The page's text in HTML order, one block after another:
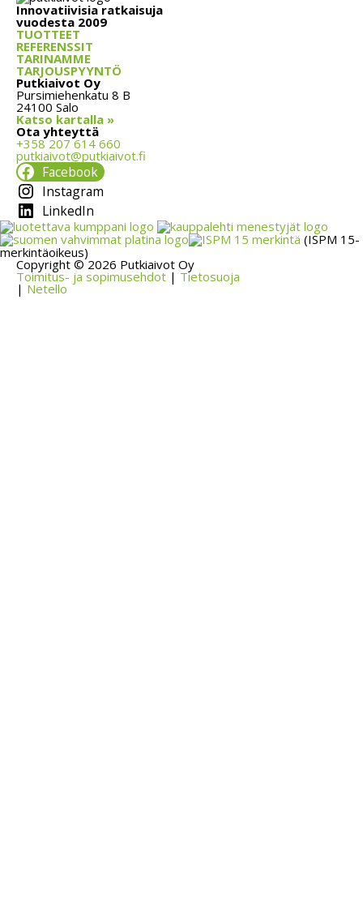
Innovatiivisia ratkaisuja
vuodesta 2009
TUOTTEET
REFERENSSIT
TARINAMME
TARJOUSPYYNTÖ
Putkiaivot Oy
Pursimiehenkatu 8 B
24100 Salo
Katso kartalla »
Ota yhteyttä
+358 207 614 660
putkiaivot@putkiaivot.fi
Facebook
Instagram
LinkedIn
(ISPM 15-
merkintäoikeus)
Copyright © 2026 Putkiaivot Oy
Toimitus- ja sopimusehdot | Tietosuoja
| Netello